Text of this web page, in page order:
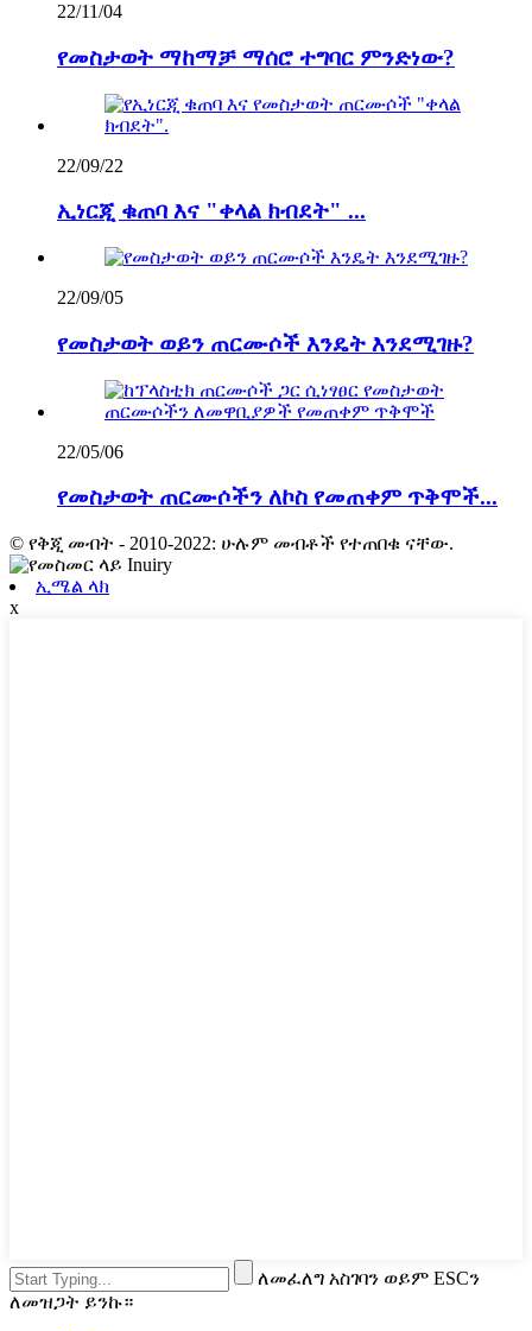
22/11/04
የመስታወት ማከማቻ ማሰሮ ተግባር ምንድነው?
22/09/22
ኢነርጂ ቁጠባ እና "ቀላል ክብደት" ...
22/09/05
የመስታወት ወይን ጠርሙሶች እንዴት እንደሚገዙ?
22/05/06
የመስታወት ጠርሙሶችን ለኮስ የመጠቀም ጥቅሞች...
© የቅጂ መብት - 2010-2022: ሁሉም መብቶች የተጠበቁ ናቸው.
ኢሜል ላክ
x
ለመፈለግ አስገባን ወይም ESCን
ለመዝጋት ይንኩ።